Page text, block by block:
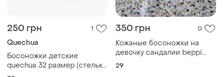
250 грн 1
Quechua
Босоножки детские
quechua 32 размер (стелька
20 см) спортивные
350 грн 0
Кожаные босоножки на
девочку сандалии beppi
classic, размер 29 (стелька
29